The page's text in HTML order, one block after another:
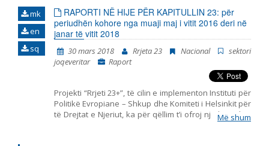
mk
en
sq
RAPORTI NË HIJE PËR KAPITULLIN 23: për
periudhën kohore nga muaji maj i vitit 2016 deri në
janar të vitit 2018
30 mars 2018 Rrjeta 23 Nacional
sektori
joqeveritar
Raport
Projekti “Rrjeti 23+”, të cilin e implementon Instituti për
Politikë Evropiane – Shkup dhe Komiteti i Helsinkit për
të Drejtat e Njeriut, ka për qëllim t’i ofroj një kontribut
të strukturuar shoqërisë civile në monitorimin dhe
Më shum